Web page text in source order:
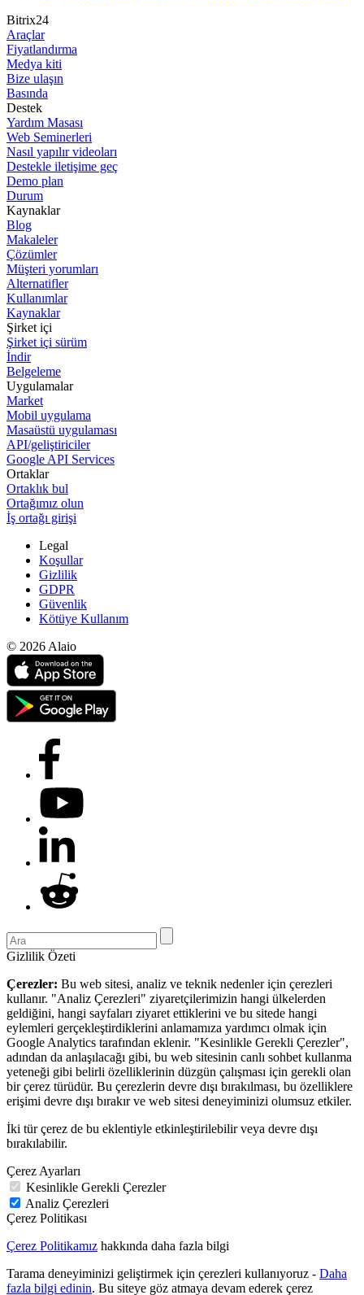
Bitrix24
Araçlar
Fiyatlandırma
Medya kiti
Bize ulaşın
Basında
Destek
Yardım Masası
Web Seminerleri
Nasıl yapılır videoları
Destekle iletişime geç
Demo plan
Durum
Kaynaklar
Blog
Makaleler
Çözümler
Müşteri yorumları
Alternatifler
Kullanımlar
Kaynaklar
Şirket içi
Şirket içi sürüm
İndir
Belgeleme
Uygulamalar
Market
Mobil uygulama
Masaüstü uygulaması
API/geliştiriciler
Google API Services
Ortaklar
Ortaklık bul
Ortağımız olun
İş ortağı girişi
Legal
Koşullar
Gizlilik
GDPR
Güvenlik
Kötüye Kullanım
© 2026 Alaio
Gizlilik Özeti
Çerezler: Bu web sitesi, analiz ve teknik nedenler için çerezleri
kullanır. "Analiz Çerezleri" ziyaretçilerimizin hangi ülkelerden
geldiğini, hangi sayfaları ziyaret ettiklerini ve bu sitede hangi
eylemleri gerçekleştirdiklerini anlamamıza yardımcı olmak için
Google Analytics tarafından eklenir. "Kesinlikle Gerekli Çerezler",
adından da anlaşılacağı gibi, bu web sitesinin canlı sohbet kullanma
yeteneği gibi belirli özelliklerinin düzgün çalışması için gerekli olan
bir çerez türüdür. Bu çerezlerin devre dışı bırakılması, bu özelliklere
erişimi devre dışı bırakır ve web sitesi deneyiminizi olumsuz etkiler.
İki tür çerez de bu eklentiyle etkinleştirilebilir veya devre dışı
bırakılabilir.
Çerez Ayarları
Kesinlikle Gerekli Çerezler
Analiz Çerezleri
Çerez Politikası
Çerez Politikamız hakkında daha fazla bilgi
Tarama deneyiminizi geliştirmek için çerezleri kullanıyoruz - Daha
fazla bilgi edinin. Bu siteye göz atmaya devam ederek çerez